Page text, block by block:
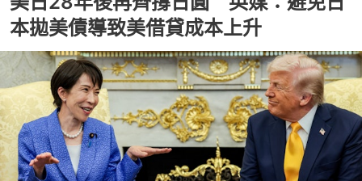
本拋美債導致美借貸成本上升